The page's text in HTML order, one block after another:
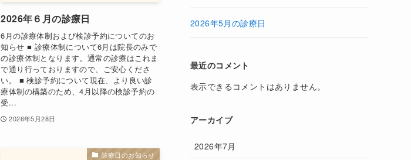
2026年６月の診療日
6月の診療体制および検診予約についてのお
知らせ ■ 診療体制について6月は院長のみで
の診療体制となります。通常の診療はこれま
で通り行っておりますので、ご安心くださ
い。 ■ 検診予約について現在、より良い診
療体制の構築のため、4月以降の検診予約の
受...
2026年5月28日
診療日のお知らせ
2026年5月の診療日
最近のコメント
表示できるコメントはありません。
アーカイブ
2026年7月